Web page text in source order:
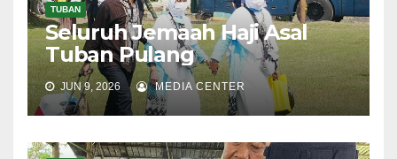
TUBAN
Seluruh Jemaah Haji Asal
Tuban Pulang
JUN 9, 2026 MEDIA CENTER